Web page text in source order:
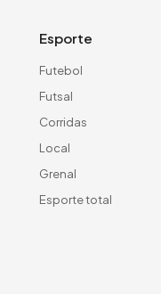
Esporte
Futebol
Futsal
Corridas
Local
Grenal
Esporte total